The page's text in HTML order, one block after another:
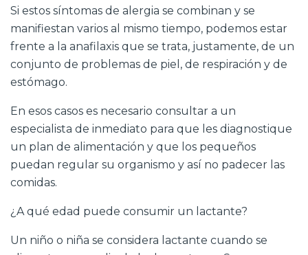
Si estos síntomas de alergia se combinan y se
manifiestan varios al mismo tiempo, podemos estar
frente a la anafilaxis que se trata, justamente, de un
conjunto de problemas de piel, de respiración y de
estómago.
En esos casos es necesario consultar a un
especialista de inmediato para que les diagnostique
un plan de alimentación y que los pequeños
puedan regular su organismo y así no padecer las
comidas.
¿A qué edad puede consumir un lactante?
Un niño o niña se considera lactante cuando se